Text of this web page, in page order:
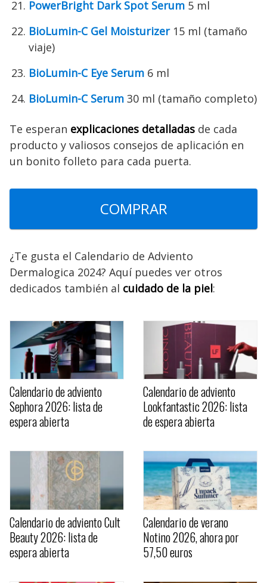
PowerBright Dark Spot Serum 5 ml
BioLumin-C Gel Moisturizer15 ml (tamaño
viaje)
BioLumin-C Eye Serum 6 ml
BioLumin-C Serum 30 ml (tamaño completo)
Te esperan explicaciones detalladas de cada
producto y valiosos consejos de aplicación en
un bonito folleto para cada puerta.
COMPRAR
¿Te gusta el Calendario de Adviento
Dermalogica 2024? Aquí puedes ver otros
dedicados también al cuidado de la piel:
Calendario de adviento
Sephora 2026: lista de
espera abierta
Calendario de adviento
Lookfantastic 2026: lista
de espera abierta
Calendario de adviento Cult
Beauty 2026: lista de
espera abierta
Calendario de verano
Notino 2026, ahora por
57,50 euros